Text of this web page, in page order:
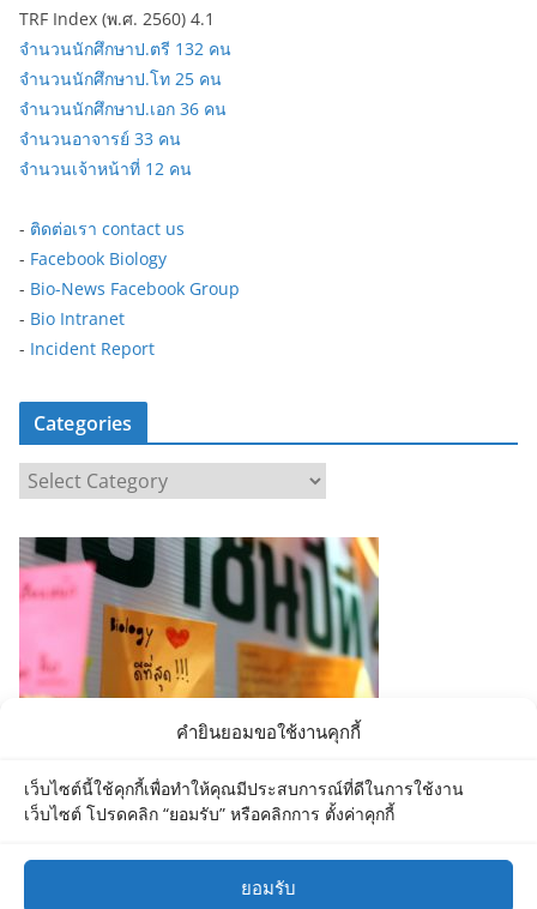
คำยินยอมขอใช้งานคุกกี้
เว็บไซต์นี้ใช้คุกกี้เพื่อทำให้คุณมีประสบการณ์ที่ดีในการใช้งาน
เว็บไซต์ โปรดคลิก “ยอมรับ” หรือคลิกการ ตั้งค่าคุกกี้
ยอมรับ
TRF Index (พ.ศ. 2560) 4.1
จำนวนนักศึกษาป.ตรี 132 คน
จำนวนนักศึกษาป.โท 25 คน
จำนวนนักศึกษาป.เอก 36 คน
จำนวนอาจารย์ 33 คน
จำนวนเจ้าหน้าที่ 12 คน
- ติดต่อเรา contact us
- Facebook Biology
- Bio-News Facebook Group
- Bio Intranet
- Incident Report
Categories
a
t
e
g
i